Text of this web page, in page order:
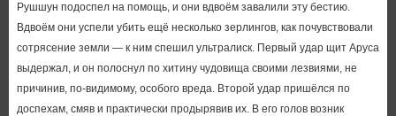
Рушшун подоспел на помощь, и они вдвоём завалили эту бестию.
Вдвоём они успели убить ещё несколько зерлингов, как почувствовали
сотрясение земли — к ним спешил ультралиск. Первый удар щит Аруса
выдержал, и он полоснул по хитину чудовища своими лезвиями, не
причинив, по-видимому, особого вреда. Второй удар пришёлся по
доспехам, смяв и практически продырявив их. В его голов возник